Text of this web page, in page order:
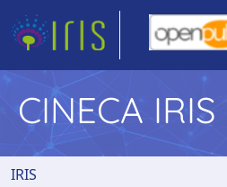
CINECA IRIS
IRIS